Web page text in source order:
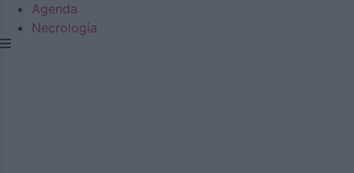
Agenda
Necrologia